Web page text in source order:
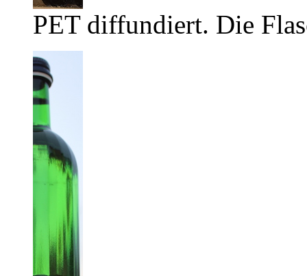
PET diffundiert. Die